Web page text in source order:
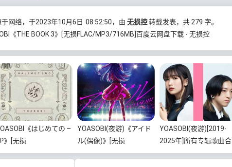
网络，于2023年10月6日 08:52:50，由 无损控转载发表，共 279 字。
《THE BOOK 3》[无损FLAC/MP3/716MB]百度云网盘下载 - 无损控
《はじめての –
》[无损
MP3/342MB]百度
YOASOBI(夜游)《アイド
ル(偶像)》[无损
FLAC/MP3/90MB]百度云
YOASOBI(夜游)[2019-
2025年]所有专辑歌曲合
集打包[无损